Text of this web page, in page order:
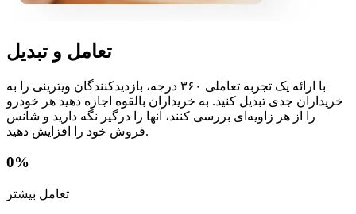
تعامل و تبدیل
با ارائه یک تجربه تعاملی ۳۶۰ درجه، بازدیدکنندگان ویترینی را به
خریداران جدی تبدیل کنید. به خریداران بالقوه اجازه دهید هر خودرو
را از هر زاویه‌ای بررسی کنند، آنها را درگیر نگه دارید و شانس
فروش خود را افزایش دهید.
0%
تعامل بیشتر